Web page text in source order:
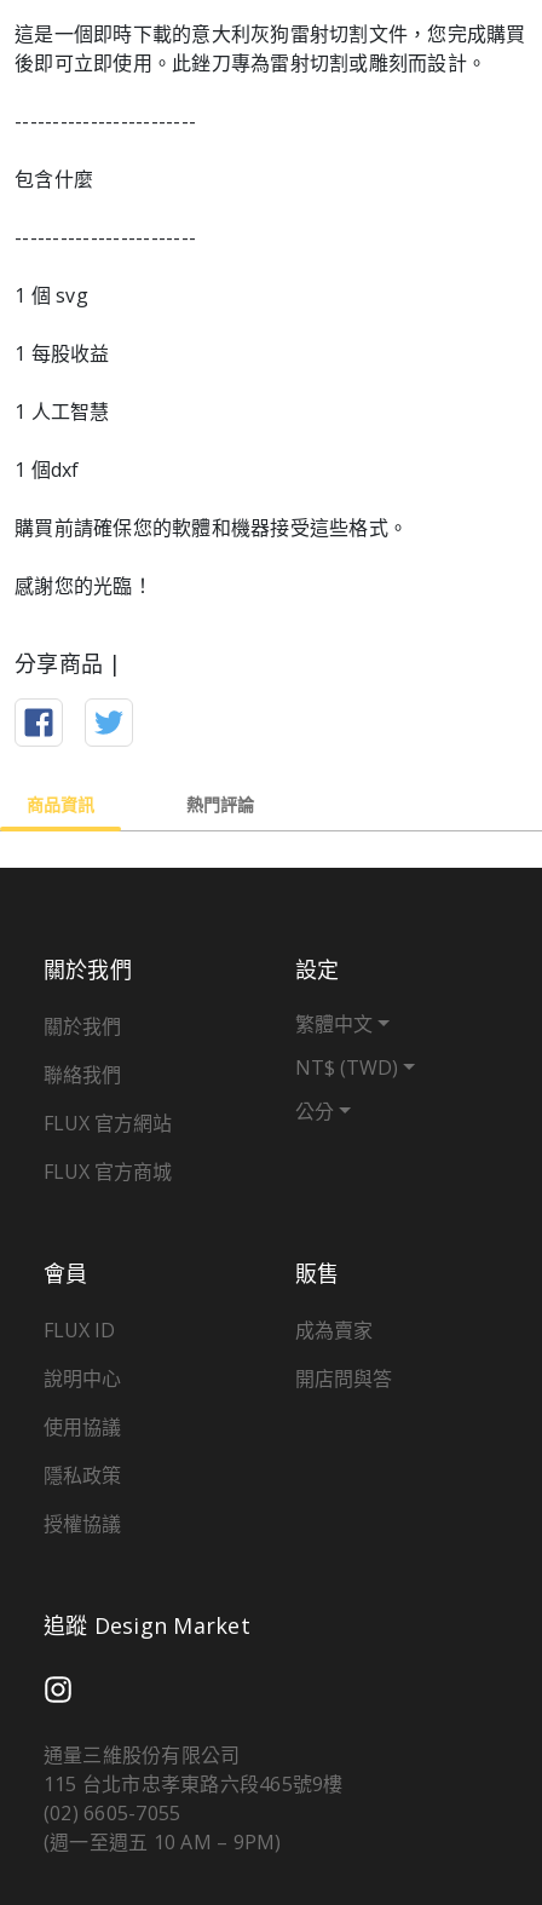
這是一個即時下載的意大利灰狗雷射切割文件，您完成購買
後即可立即使用。此銼刀專為雷射切割或雕刻而設計。
------------------------
包含什麼
------------------------
1 個 svg
1 每股收益
1 人工智慧
1 個dxf
購買前請確保您的軟體和機器接受這些格式。
感謝您的光臨！
分享商品 |
商品資訊 熱門評論
販售
成為賣家
開店問與答
會員
FLUX ID
說明中心
使用協議
隱私政策
授權協議
關於我們
關於我們
聯絡我們
FLUX 官方網站
FLUX 官方商城
設定
繁體中文
NT$ (TWD)
公分
追蹤 Design Market
通量三維股份有限公司
115 台北市忠孝東路六段465號9樓
(02) 6605-7055
(週一至週五 10 AM – 9PM)